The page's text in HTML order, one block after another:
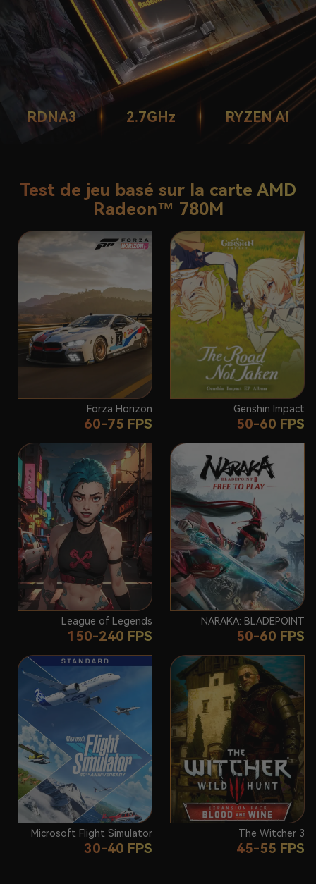
RDNA3 2.7GHz RYZEN AI
Test de jeu basé sur la carte AMD
Radeon™ 780M
Forza Horizon
60-75 FPS
Genshin Impact
50-60 FPS
League of Legends
150-240 FPS
NARAKA: BLADEPOINT
50-60 FPS
Microsoft Flight Simulator
30-40 FPS
The Witcher 3
45-55 FPS